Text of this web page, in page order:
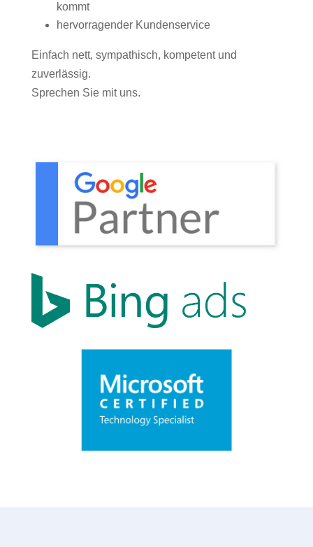
kommt
hervorragender Kundenservice
Einfach nett, sympathisch, kompetent und
zuverlässig.
Sprechen Sie mit uns.